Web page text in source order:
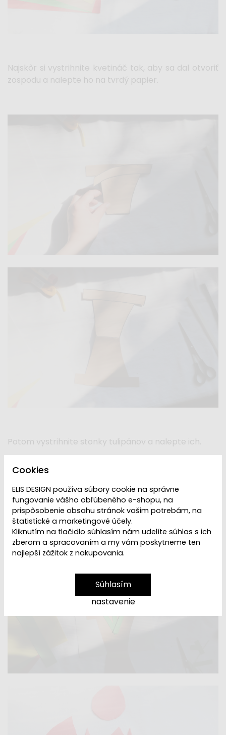
Najskôr si vystrihnite kvetináč tak, aby sa dal otvoriť
zospodu a nalepte ho na tvrdý papier.
Potom vystrihnite stonky tulipánov a nalepte ich.
slzičiek (najlepšie podľa šablónky alebo tak, že
papier niekoľkokrát preložíte). A nalepte je podľa
obrázku.
Cookies
ELIS DESIGN používa súbory cookie na správne
fungovanie vášho obľúbeného e-shopu, na
prispôsobenie obsahu stránok vašim potrebám, na
štatistické a marketingové účely.
Kliknutím na tlačidlo súhlasím nám udelíte súhlas s ich
zberom a spracovaním a my vám poskytneme ten
najlepší zážitok z nakupovania.
Súhlasím
nastavenie